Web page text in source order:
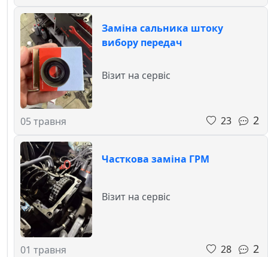
Заміна сальника штоку
вибору передач
05 травня
Візит на сервіс
23 2
Часткова заміна ГРМ
01 травня
Візит на сервіс
28 2